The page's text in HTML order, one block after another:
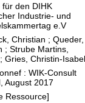
für den DIHK
Industrie- und
e.V
Christian ; Queder,
; Strube Martins,
; Gries, Christin-Isabel
: WIK-Consult
August 2017
Ressource]